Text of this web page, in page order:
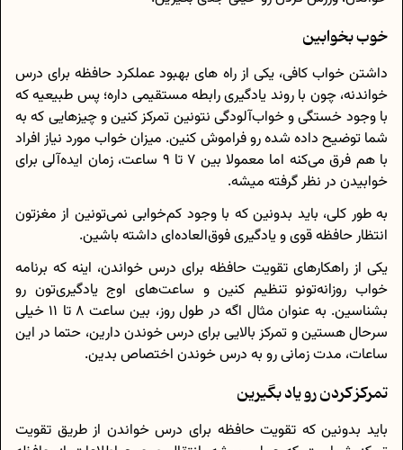
خوب بخوابین
داشتن خواب کافی، یکی از راه های بهبود عملکرد حافظه برای درس
خواندنه، چون با روند یادگیری رابطه مستقیمی داره؛ پس طبیعیه که
با وجود خستگی و خواب‌آلودگی نتونین تمرکز کنین و چیزهایی که به
شما توضیح داده شده رو فراموش کنین. میزان خواب مورد نیاز افراد
با هم فرق می‌کنه اما معمولا بین 7 تا 9 ساعت، زمان ایده‌آلی برای
خوابیدن در نظر گرفته میشه.
به طور کلی، باید بدونین که با وجود کم‌خوابی نمی‌تونین از مغزتون
انتظار حافظه قوی و یادگیری فوق‌العاده‌ای داشته باشین.
یکی از راهکارهای تقویت حافظه برای درس خواندن، اینه که برنامه
خواب روزانه‌تونو تنظیم کنین و ساعت‌های اوج یادگیری‌تون رو
بشناسین. به عنوان مثال اگه در طول روز، بین ساعت 8 تا 11 خیلی
سرحال هستین و تمرکز بالایی برای درس خوندن دارین، حتما در این
ساعات، مدت زمانی رو به درس خوندن اختصاص بدین.
تمرکز کردن رو یاد بگیرین
باید بدونین که تقویت حافظه برای درس خواندن از طریق تقویت